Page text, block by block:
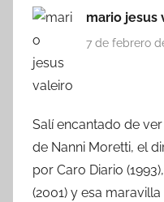
mario jesus
7 de febrero
Salí encantado de
de Nanni Moretti, el
por Caro Diario
(2001) y esa